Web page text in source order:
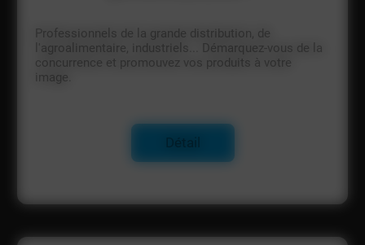
Professionnels de la grande distribution, de
l'agroalimentaire, industriels... Démarquez-vous de la
concurrence et promouvez vos produits à votre
image.
Détail